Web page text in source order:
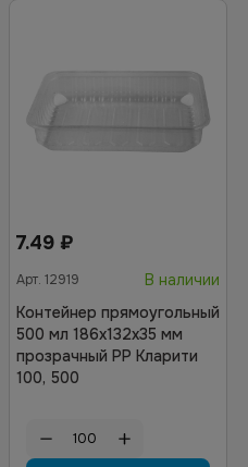
7.49 ₽
Арт. 12919
В наличии
Контейнер прямоугольный
500 мл 186х132х35 мм
прозрачный РР Кларити
100, 500